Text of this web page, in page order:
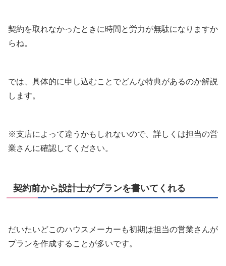
契約を取れなかったときに時間と労力が無駄になりますか
らね。
では、具体的に申し込むことでどんな特典があるのか解説
します。
※支店によって違うかもしれないので、詳しくは担当の営
業さんに確認してください。
契約前から設計士がプランを書いてくれる
だいたいどこのハウスメーカーも初期は担当の営業さんが
プランを作成することが多いです。